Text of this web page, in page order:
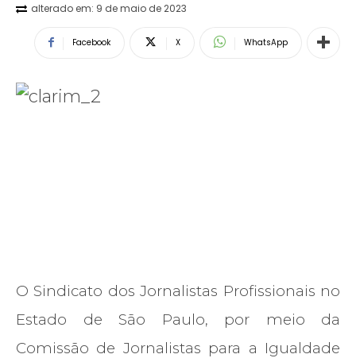
alterado em: 9 de maio de 2023
Facebook X WhatsApp
O Sindicato dos Jornalistas Profissionais no
Estado de São Paulo, por meio da
Comissão de Jornalistas para a Igualdade